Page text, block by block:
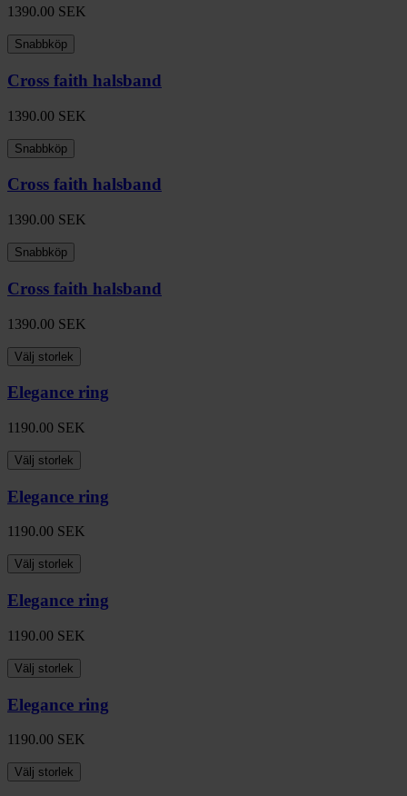
1390.00 SEK
Snabbköp
Cross faith halsband
1390.00 SEK
Snabbköp
Cross faith halsband
1390.00 SEK
Snabbköp
Cross faith halsband
1390.00 SEK
Välj storlek
Elegance ring
1190.00 SEK
Välj storlek
Elegance ring
1190.00 SEK
Välj storlek
Elegance ring
1190.00 SEK
Välj storlek
Elegance ring
1190.00 SEK
Välj storlek